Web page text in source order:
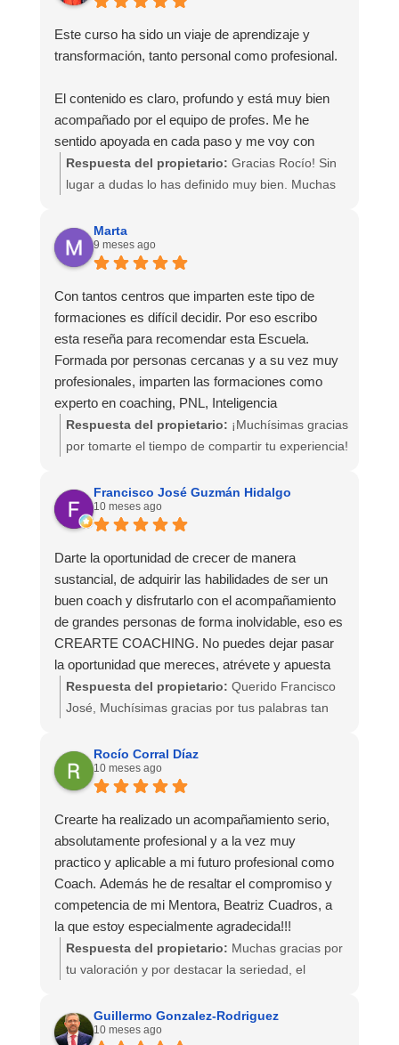
Escuela, por haberme ayudado a crecer como
persona y como coach.
eligiéndonos.
Estamos muy orgullosos también del equipo que
Gracias por ser de la familia Crearte. Estaremos
felices de verte crecer como coach.
Este curso ha sido un viaje de aprendizaje y
transformación, tanto personal como profesional.
El contenido es claro, profundo y está muy bien
acompañado por el equipo de profes. Me he
sentido apoyada en cada paso y me voy con
herramientas reales y mucha más claridad sobre
mi forma de acompañar como coach.
Lo recomiendo a cualquiera que quiera formarse
en coaching desde un lugar humano, ético y
consciente.
¡Gracias por todo equipo de Crearte!
Respuesta del propietario: Gracias Rocío! Sin
lugar a dudas lo has definido muy bien. Muchas
nosotros tu sentir.
Gracias a ti por elegirnos y por decidir dar un
paso al frente y formarte como coach.
Ya formas parte de la familia Crearte y eso nos
llena mucho.
Un abrazo
Marta
9 meses ago
Con tantos centros que imparten este tipo de
formaciones es difícil decidir. Por eso escribo
esta reseña para recomendar esta Escuela.
Formada por personas cercanas y a su vez muy
profesionales, imparten las formaciones como
experto en coaching, PNL, Inteligencia
Emocional........ con contenidos exigentes
consiguiendo así que aprendas de verdad.
escuelas, muy novedosa y muy dinámica. Ha
sido un verdadero placer estar estos meses con
vosotros!
Respuesta del propietario: ¡Muchísimas gracias
por tomarte el tiempo de compartir tu experiencia!
Sabemos que elegir una escuela entre tantas
opciones no es sencillo, así que tu
recomendación tiene un valor enorme para todo
el equipo. Nos alegra profundamente que hayas
encontrado en Crearte una formación rigurosa,
dinámica y realmente útil, y que nuestro enfoque
humano y profesional haya marcado la diferencia
en tu proceso.
Que destaques la metodología, los contenidos y
el acompañamiento es para nosotros el mayor
en la escuela. ¡Gracias por confiar en Crearte!
Francisco José Guzmán Hidalgo
10 meses ago
Darte la oportunidad de crecer de manera
sustancial, de adquirir las habilidades de ser un
buen coach y disfrutarlo con el acompañamiento
de grandes personas de forma inolvidable, eso es
CREARTE COACHING. No puedes dejar pasar
la oportunidad que mereces, atrévete y apuesta
por tí a caballo ganador.
Respuesta del propietario: Querido Francisco
José, Muchísimas gracias por tus palabras tan
que has vivido la formación como una
oportunidad real de crecimiento y que el
acompañamiento del equipo ha dejado una huella
tan positiva en ti.
Nos emociona ver reflejado en tu mensaje el
espíritu de Crearte: apostar por uno mismo y
disfrutar del proceso de aprendizaje y
transformación. Gracias por tu confianza y por
recomendar esta experiencia con tanta pasión.
Rocío Corral Díaz
10 meses ago
Crearte ha realizado un acompañamiento serio,
absolutamente profesional y a la vez muy
practico y aplicable a mi futuro profesional como
Coach. Además he de resaltar el compromiso y
competencia de mi Mentora, Beatriz Cuadros, a
la que estoy especialmente agradecida!!!
Respuesta del propietario: Muchas gracias por
tu valoración y por destacar la seriedad, el
formación. Nos alegra mucho saber que la
experiencia ha sido útil y aplicable a tu desarrollo
Guillermo Gonzalez-Rodriguez
10 meses ago